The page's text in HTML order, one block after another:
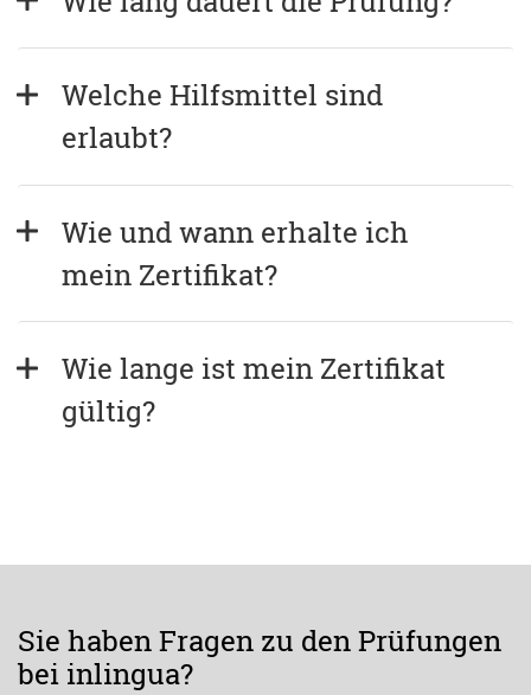
Welche Hilfsmittel sind
erlaubt?
Wie und wann erhalte ich
mein Zertifikat?
Wie lange ist mein Zertifikat
gültig?
Sie haben Fragen zu den Prüfungen
bei inlingua?